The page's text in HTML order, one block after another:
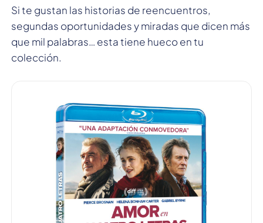
Si te gustan las historias de reencuentros,
segundas oportunidades y miradas que dicen más
que mil palabras… esta tiene hueco en tu
colección.